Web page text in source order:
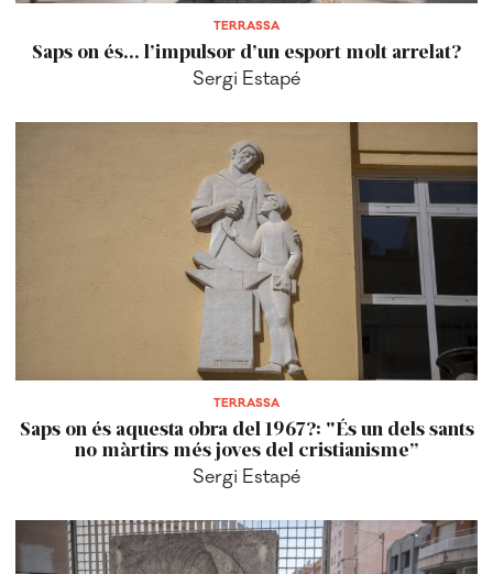
TERRASSA
Saps on és... l’impulsor d’un esport molt arrelat?
Sergi Estapé
TERRASSA
Saps on és aquesta obra del 1967?: "És un dels sants
no màrtirs més joves del cristianisme”
Sergi Estapé